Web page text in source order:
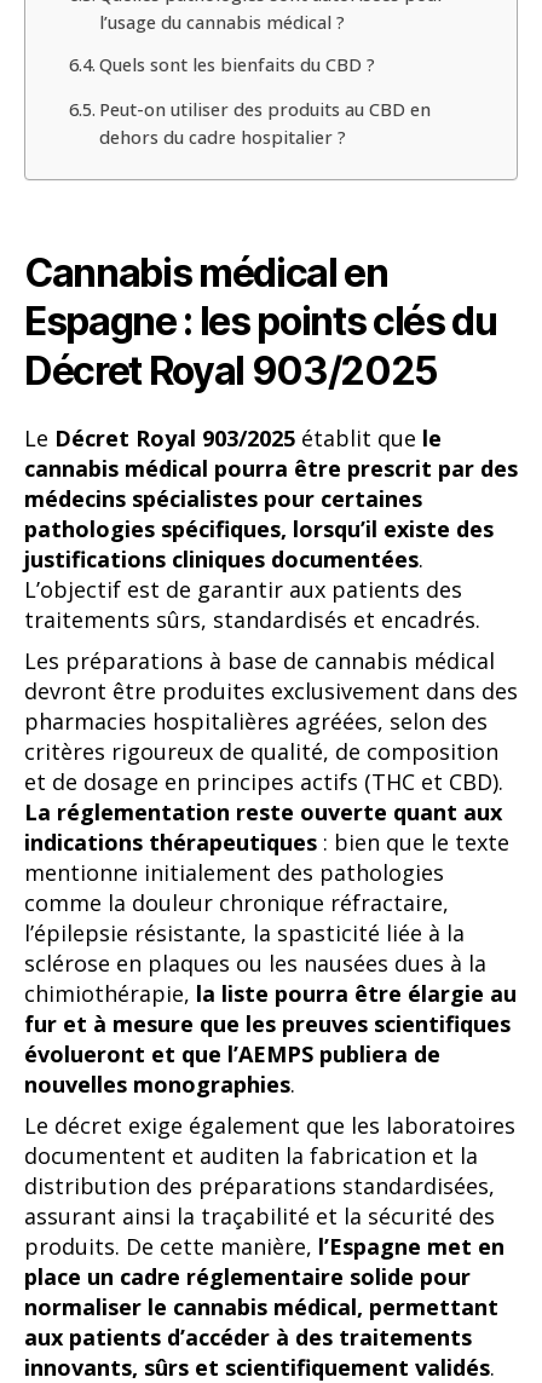
l’usage du cannabis médical ?
Quels sont les bienfaits du CBD ?
Peut-on utiliser des produits au CBD en
dehors du cadre hospitalier ?
Cannabis médical en
Espagne : les points clés du
Décret Royal 903/2025
Le Décret Royal 903/2025 établit que le
cannabis médical pourra être prescrit par des
médecins spécialistes pour certaines
pathologies spécifiques, lorsqu’il existe des
justifications cliniques documentées.
L’objectif est de garantir aux patients des
traitements sûrs, standardisés et encadrés.
Les préparations à base de cannabis médical
devront être produites exclusivement dans des
pharmacies hospitalières agréées, selon des
critères rigoureux de qualité, de composition
et de dosage en principes actifs (THC et CBD).
La réglementation reste ouverte quant aux
indications thérapeutiques : bien que le texte
mentionne initialement des pathologies
comme la douleur chronique réfractaire,
l’épilepsie résistante, la spasticité liée à la
sclérose en plaques ou les nausées dues à la
chimiothérapie, la liste pourra être élargie au
fur et à mesure que les preuves scientifiques
évolueront et que l’AEMPS publiera de
nouvelles monographies.
Le décret exige également que les laboratoires
documentent et auditen la fabrication et la
distribution des préparations standardisées,
assurant ainsi la traçabilité et la sécurité des
produits. De cette manière, l’Espagne met en
place un cadre réglementaire solide pour
normaliser le cannabis médical, permettant
aux patients d’accéder à des traitements
innovants, sûrs et scientifiquement validés.